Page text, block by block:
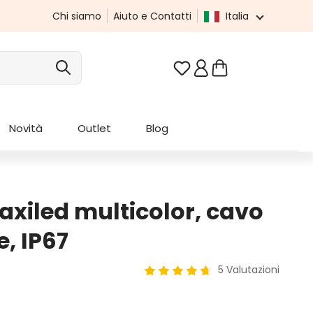
Chi siamo Aiuto e Contatti Italia
Hai 0 articoli nella
Novità Outlet Blog
multicolor, cavo
IP67
5 Valutazioni